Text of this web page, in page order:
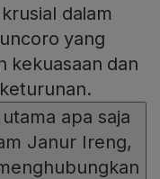
dalam
yang
kekuasaan dan
apa saja
Janur Ireng,